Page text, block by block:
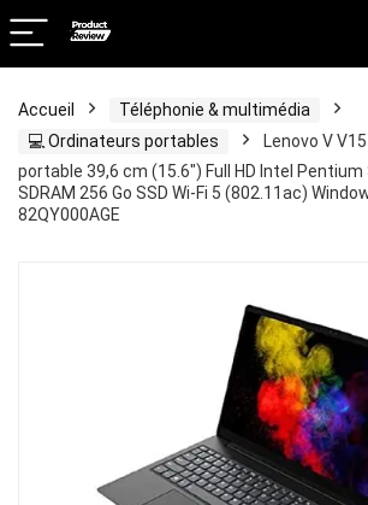
Accueil
Téléphonie & multimédia
💻 Ordinateurs portables
Lenovo V
portable 39,6 cm (15.6″) Full HD Intel Pentium
SDRAM 256 Go SSD Wi-Fi 5 (802.11ac)
82QY000AGE